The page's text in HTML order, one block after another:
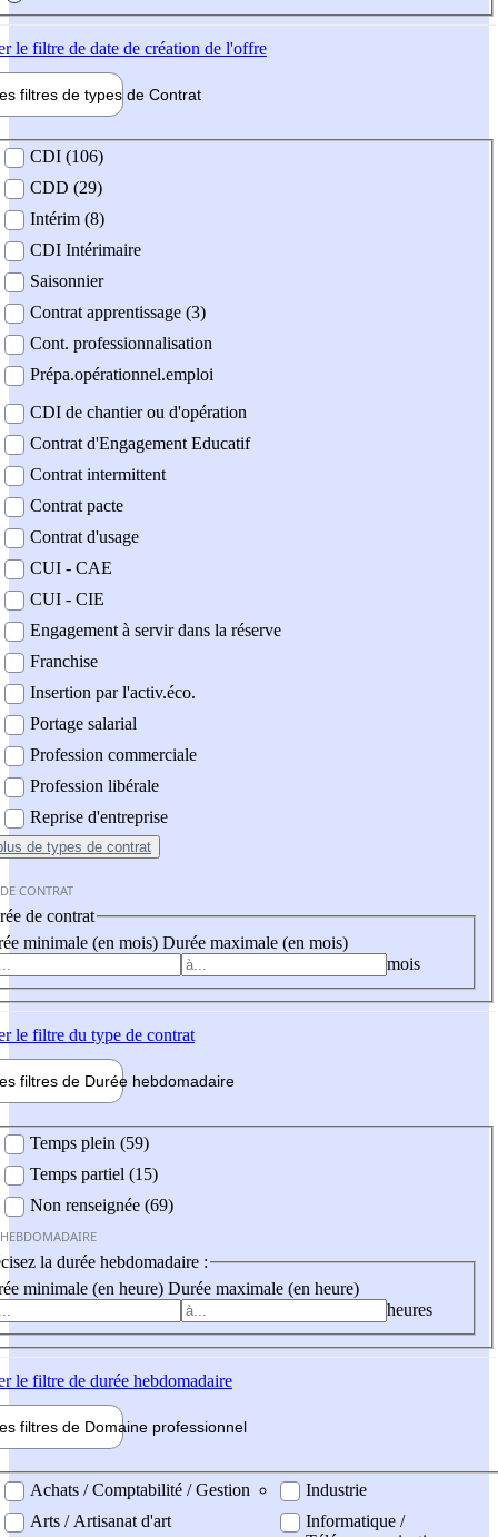
le filtre de date de création de l'offre
filtres de types de Contrat
contrat
CDI (106)
CDD (29)
Intérim (8)
CDI Intérimaire
Saisonnier
Contrat apprentissage (3)
Cont. professionnalisation
Prépa.opérationnel.emploi
CDI de chantier ou d'opération
Contrat d'Engagement Educatif
Contrat intermittent
Contrat pacte
Contrat d'usage
CUI - CAE
CUI - CIE
Engagement à servir dans la réserve
Franchise
Insertion par l'activ.éco.
Portage salarial
Profession commerciale
Profession libérale
Reprise d'entreprise
de types de contrat
CONTRAT
de contrat
minimale (en mois) Durée maximale (en mois)
mois
le filtre du type de contrat
filtres de Durée hebdomadaire
Temps plein (59)
Temps partiel (15)
Non renseignée (69)
la durée hebdomadaire :
minimale (en heure) Durée maximale (en heure)
heures
le filtre de durée hebdomadaire
filtres de Domaine professionnel
professionel
Achats / Comptabilité / Gestion
Arts / Artisanat d'art
Industrie
Informatique /